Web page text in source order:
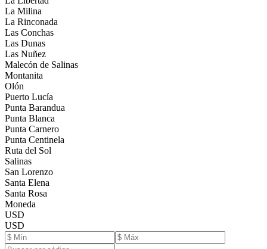
La Milina
La Rinconada
Las Conchas
Las Dunas
Las Nuñez
Malecón de Salinas
Montanita
Olón
Puerto Lucía
Punta Barandua
Punta Blanca
Punta Carnero
Punta Centinela
Ruta del Sol
Salinas
San Lorenzo
Santa Elena
Santa Rosa
Moneda
USD
USD